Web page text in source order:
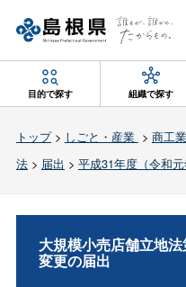
目的で探す 組織で探す
トップ> しごと・産業 > 商工業
法> 届出 > 平成31年度（令和元
大規模小売店舗立地
変更の届出